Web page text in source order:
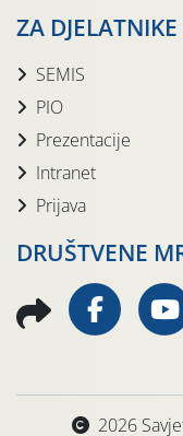
ZA
SEMIS
PIO
Prezentacije
Intranet
Prijava
DRUŠTVENE
2026